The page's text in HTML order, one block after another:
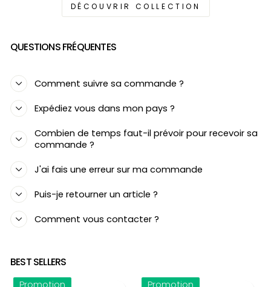
DÉCOUVRIR COLLECTION
QUESTIONS FRÉQUENTES
Comment suivre sa commande ?
Expédiez vous dans mon pays ?
Combien de temps faut-il prévoir pour recevoir sa
commande ?
J'ai fais une erreur sur ma commande
Puis-je retourner un article ?
Comment vous contacter ?
BEST SELLERS
Promotion Promotion